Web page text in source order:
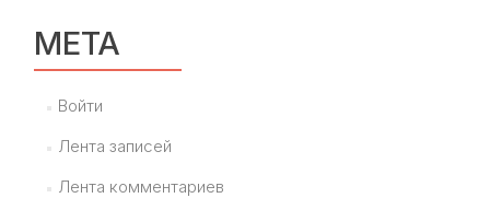
МЕТА
Войти
Лента записей
Лента комментариев